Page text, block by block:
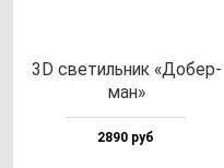
3D све­тиль­ник «Добер­
ман»
2890 руб